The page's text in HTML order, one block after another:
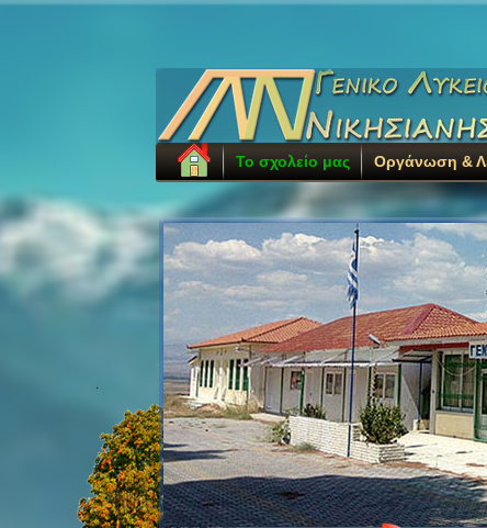
.
Το σχολείο μας Οργάνωση &